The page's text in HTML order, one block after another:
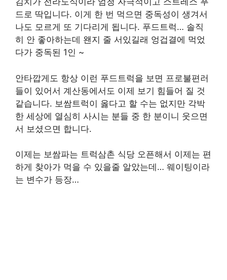
드로 딱입니다. 이게 한 번 먹으면 중독성이 생겨서
나도 모르게 또 기다리게 됩니다. 푸드트럭… 솔직
히 안 좋아하는데 왠지 줄 서있길래 엉겁결에 먹었
다가 중독된 1인 ~
안타깝게도 항상 이런 푸드트럭을 보면 프로불편러
들이 있어서 계산동에서도 이제 보기 힘들어 질 것
같습니다. 보쌈트럭이 옳다고 할 수는 없지만 각박
한 세상에 열심히 사시는 분들 중 한 분이니 웃으면
서 보셨으면 합니다.
이제는 보쌈파는 트럭삼촌 식당 오픈해서 이제는 편
하게 찾아가 먹을 수 있을줄 알았는데… 웨이팅이라
는 변수가 등장…